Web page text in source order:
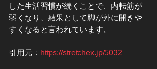
した生活習慣が続くことで、内転筋が
弱くなり、結果として脚が外に開きや
すくなると言われています。
引用元： https://stretchex.jp/5032